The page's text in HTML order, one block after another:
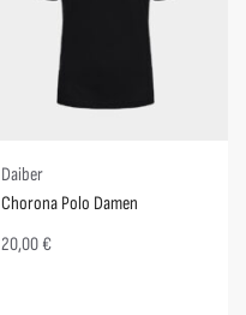
Daiber
Chorona Polo Damen
20,00 €